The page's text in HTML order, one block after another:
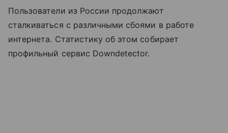
Пользователи из России продолжают
сталкиваться с различными сбоями в работе
интернета. Статистику об этом собирает
профильный сервис Downdetector.